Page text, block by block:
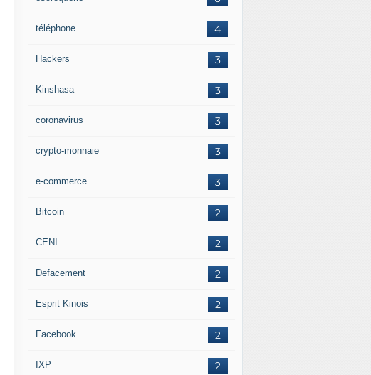
4
téléphone
3
Hackers
3
Kinshasa
3
coronavirus
3
crypto-monnaie
3
e-commerce
2
Bitcoin
2
CENI
2
Defacement
2
Esprit Kinois
2
Facebook
2
IXP